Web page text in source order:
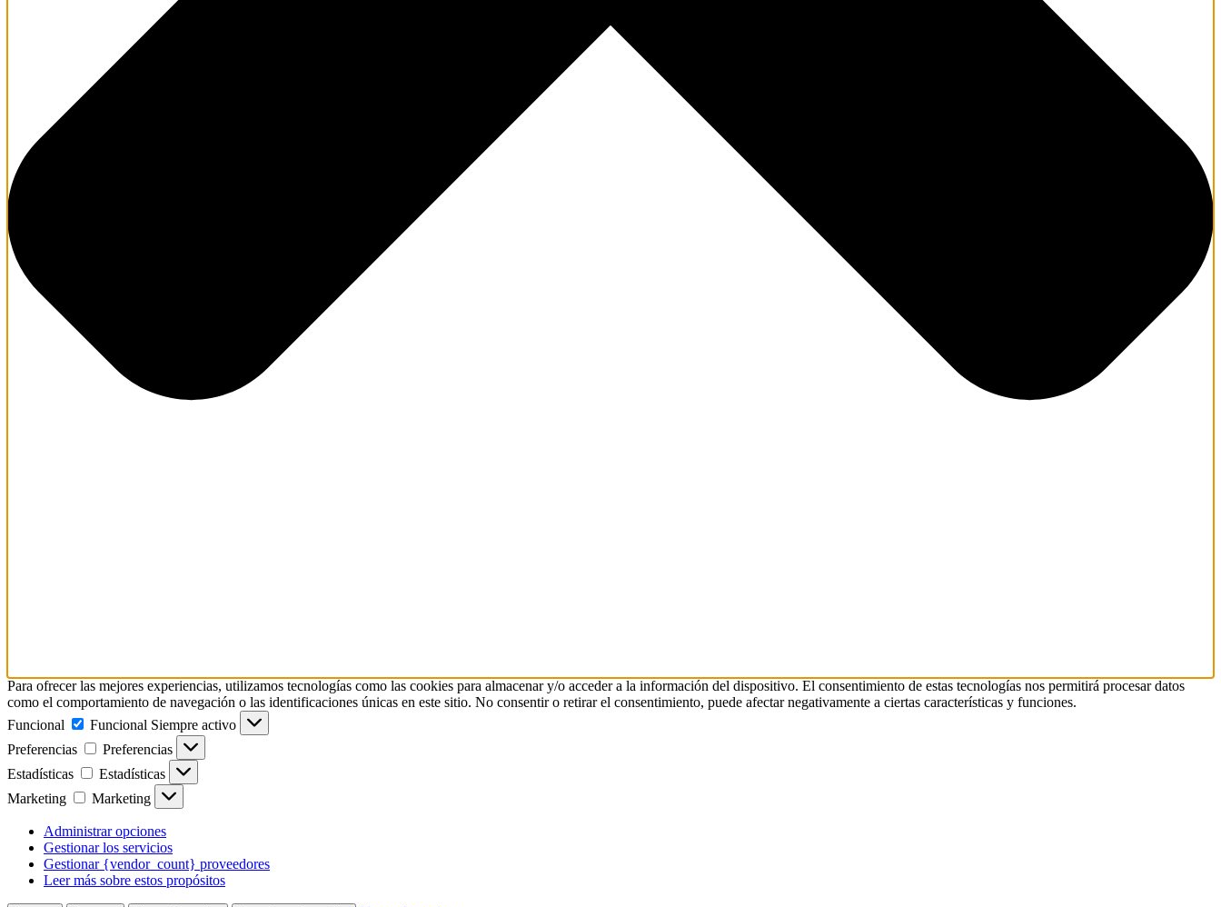
Para ofrecer las mejores experiencias, utilizamos tecnologías como las cookies para almacenar y/o acceder a la información del dispositivo. El consentimiento de estas tecnologías nos permitirá procesar datos
como el comportamiento de navegación o las identificaciones únicas en este sitio. No consentir o retirar el consentimiento, puede afectar negativamente a ciertas características y funciones.
Funcional
Funcional Siempre activo
Preferencias
Preferencias
Estadísticas
Estadísticas
Marketing
Marketing
Administrar opciones
Gestionar los servicios
Gestionar {vendor_count} proveedores
Leer más sobre estos propósitos